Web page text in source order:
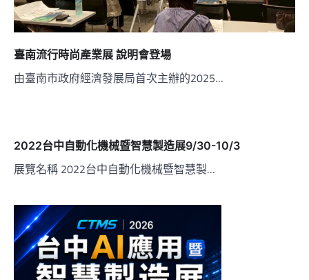
臺南流行時尚產業展 說明會登場
由臺南市政府經濟發展局首次主辦的2025…
2022台中自動化機械暨智慧製造展9/30-10/3
展覽名稱 2022台中自動化機械暨智慧製…